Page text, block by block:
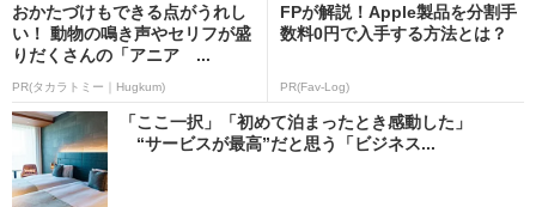
おかたづけもできる点がうれし
い！ 動物の鳴き声やセリフが盛
りだくさんの「アニア ...
PR(タカラトミー｜Hugkum)
FPが解説！Apple製品を分割手
数料0円で入手する方法とは？
PR(Fav-Log)
「ここ一択」「初めて泊まったとき感動した」
“サービスが最高”だと思う「ビジネス...